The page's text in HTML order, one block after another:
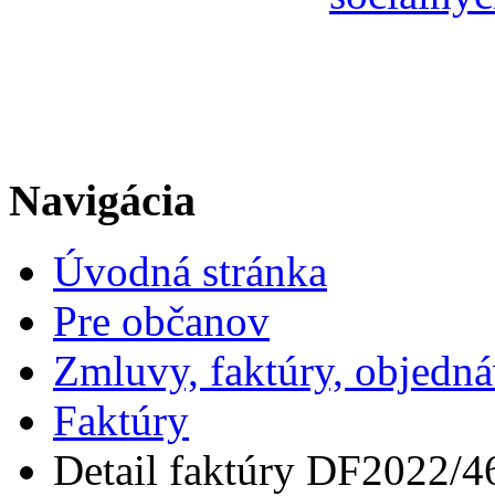
Navigácia
Úvodná stránka
Pre občanov
Zmluvy, faktúry,
Faktúry
Detail faktúry DF2022/